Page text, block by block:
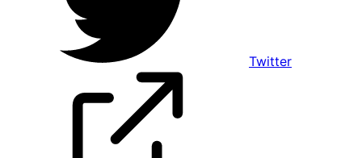
Twitter